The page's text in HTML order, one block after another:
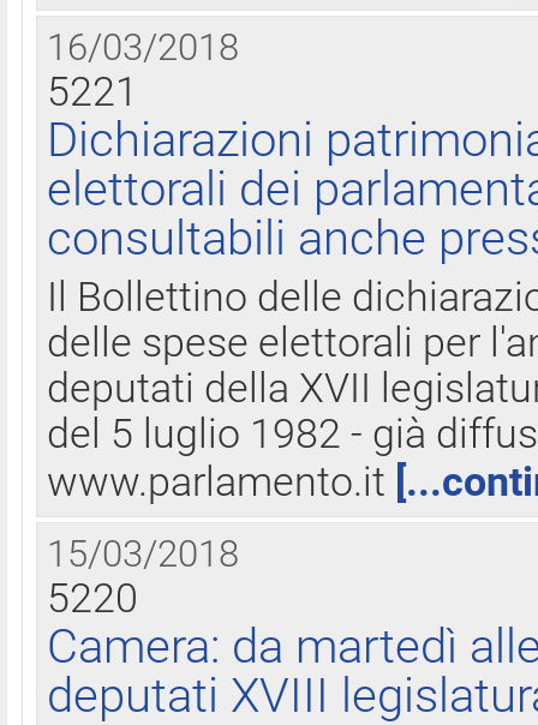
16/03/2018
5221
Dichiarazioni
elettorali dei
consultabili anche
Il Bollettino delle
delle spese elettorali per
deputati della XVII
del 5 luglio 1982 - già
www.parlamento.it
15/03/2018
5220
Camera: da martedì
deputati XVIII